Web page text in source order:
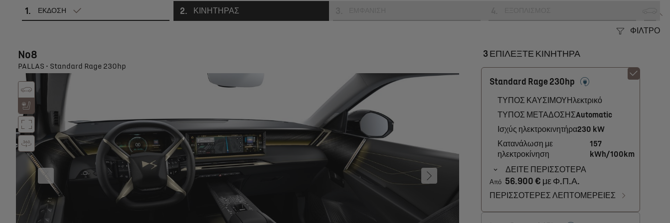
1 . ΕΚΔΟΣΗ 2. ΚΙΝΗΤΗΡΑΣ
ΦΙΛΤΡΟ
No8
PALLAS • Standard Rage 230hp
3 ΕΠΙΛΕΞΤΕ ΚΙΝΗΤΗΡΑ
Standard Rage 230hp
ΤΥΠΟΣ ΚΑΥΣΙΜΟΥ Ηλεκτρικό
ΤΥΠΟΣ ΜΕΤΑΔΟΣΗΣAutomatic
Ισχύς ηλεκτροκινητήρα230 kW
Κατανάλωση με
ηλεκτροκίνηση
157
kWh/100km
ΔΕΙΤΕ ΠΕΡΙΣΣΟΤΕΡΑ
Από 56.900 € με Φ.Π.Α.
ΠΕΡΙΣΣΟΤΕΡΕΣ ΛΕΠΤΟΜΕΡΕΙΕΣ